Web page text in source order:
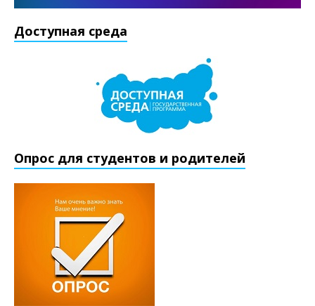
Доступная среда
Опрос для студентов и родителей